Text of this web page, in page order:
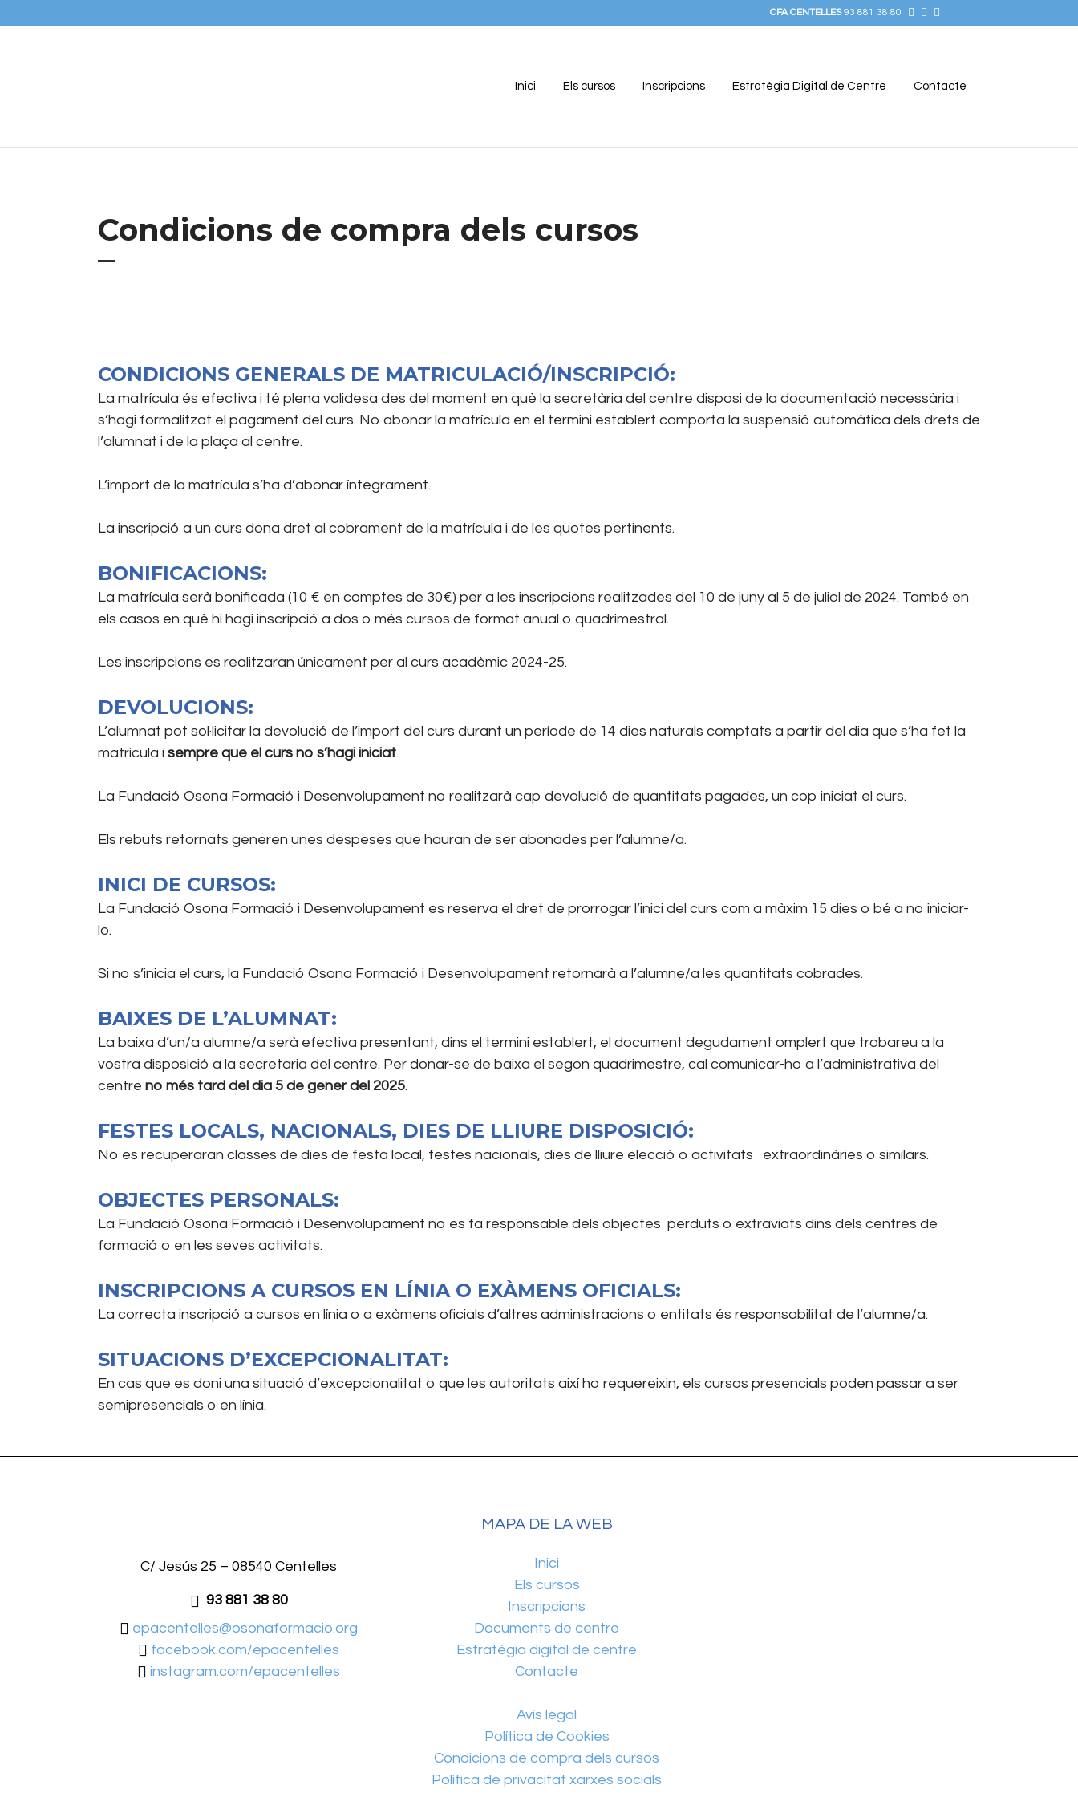
CFA CENTELLES93 881 38 80
Inici Els cursos Inscripcions Estratègia Digital de Centre Contacte
Condicions de compra dels cursos
CONDICIONS GENERALS DE MATRICULACIÓ/INSCRIPCIÓ:
La matrícula és efectiva i té plena validesa des del moment en què la secretària del centre disposi de la documentació necessària i
s’hagi formalitzat el pagament del curs. No abonar la matrícula en el termini establert comporta la suspensió automàtica dels drets de
l’alumnat i de la plaça al centre.
L’import de la matrícula s’ha d’abonar íntegrament.
La inscripció a un curs dona dret al cobrament de la matrícula i de les quotes pertinents.
BONIFICACIONS:
La matrícula serà bonificada (10 € en comptes de 30€) per a les inscripcions realitzades del 10 de juny al 5 de juliol de 2024. També en
els casos en què hi hagi inscripció a dos o més cursos de format anual o quadrimestral.
Les inscripcions es realitzaran únicament per al curs acadèmic 2024-25.
DEVOLUCIONS:
L’alumnat pot sol·licitar la devolució de l’import del curs durant un període de 14 dies naturals comptats a partir del dia que s’ha fet la
matrícula i sempre que el curs no s’hagi iniciat.
La Fundació Osona Formació i Desenvolupament no realitzarà cap devolució de quantitats pagades, un cop iniciat el curs.
Els rebuts retornats generen unes despeses que hauran de ser abonades per l’alumne/a.
INICI DE CURSOS:
La Fundació Osona Formació i Desenvolupament es reserva el dret de prorrogar l’inici del curs com a màxim 15 dies o bé a no iniciar-
lo.
Si no s’inicia el curs, la Fundació Osona Formació i Desenvolupament retornarà a l’alumne/a les quantitats cobrades.
BAIXES DE L’ALUMNAT:
La baixa d’un/a alumne/a serà efectiva presentant, dins el termini establert, el document degudament omplert que trobareu a la
vostra disposició a la secretaria del centre. Per donar-se de baixa el segon quadrimestre, cal comunicar-ho a l’administrativa del
centre no més tard del dia 5 de gener del 2025.
FESTES LOCALS, NACIONALS, DIES DE LLIURE DISPOSICIÓ:
No es recuperaran classes de dies de festa local, festes nacionals, dies de lliure elecció o activitats extraordinàries o similars.
OBJECTES PERSONALS:
La Fundació Osona Formació i Desenvolupament no es fa responsable dels objectes perduts o extraviats dins dels centres de
formació o en les seves activitats.
INSCRIPCIONS A CURSOS EN LÍNIA O EXÀMENS OFICIALS:
La correcta inscripció a cursos en línia o a exàmens oficials d’altres administracions o entitats és responsabilitat de l’alumne/a.
SITUACIONS D’EXCEPCIONALITAT:
En cas que es doni una situació d’excepcionalitat o que les autoritats així ho requereixin, els cursos presencials poden passar a ser
semipresencials o en línia.
C/ Jesús 25 – 08540 Centelles
93 881 38 80
epacentelles@osonaformacio.org
facebook.com/epacentelles
instagram.com/epacentelles
MAPA DE LA WEB
Inici
Els cursos
Inscripcions
Documents de centre
Estratègia digital de centre
Contacte
Avís legal
Política de Cookies
Condicions de compra dels cursos
Política de privacitat xarxes socials